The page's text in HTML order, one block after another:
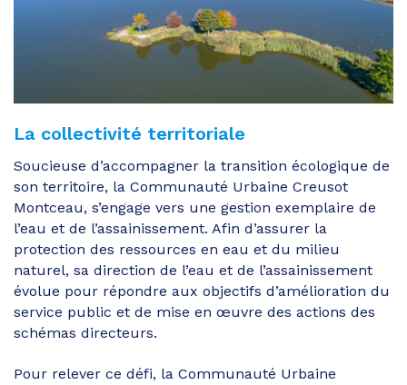
La collectivité territoriale
Soucieuse d’accompagner la transition écologique de
son territoire, la Communauté Urbaine Creusot
Montceau, s’engage vers une gestion exemplaire de
l’eau et de l’assainissement. Afin d’assurer la
protection des ressources en eau et du milieu
naturel, sa direction de l’eau et de l’assainissement
évolue pour répondre aux objectifs d’amélioration du
service public et de mise en œuvre des actions des
schémas directeurs.
Pour relever ce défi, la Communauté Urbaine